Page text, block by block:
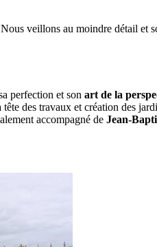
veillons au moindre détail et
perfection et son art de la
tête des travaux et création des
accompagné de Jean-